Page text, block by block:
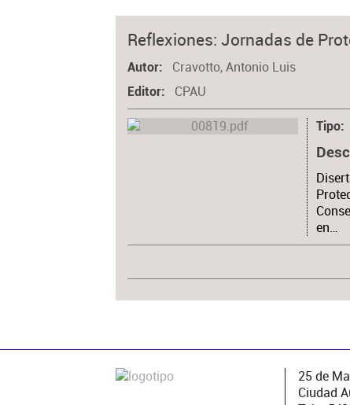
Reflexiones: Jornadas de
Autor Cravotto, Antonio Luis
Editor CPAU
Tipo
en…
25 de
Ciudad